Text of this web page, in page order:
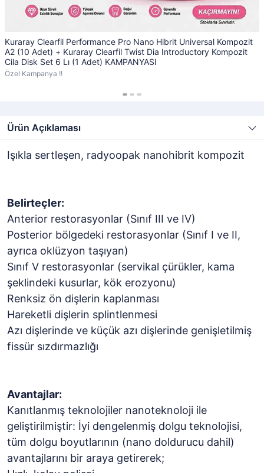
Kuraray Clearfil Performance Pro Nano Hibrit Universal Kompozit
A2 (10 Adet) + Kuraray Clearfil Twist Dia Introductory Kompozit
Cila Disk Set 6 Lı (1 Adet) KAMPANYASI
Özel Kampanya !!
Ürün Açıklaması
Işıkla sertleşen, radyoopak nanohibrit kompozit
Belirteçler:
Anterior restorasyonlar (Sınıf III ve IV)
Posterior bölgedeki restorasyonlar (Sınıf I ve II,
ayrıca oklüzyon taşıyan)
Sınıf V restorasyonlar (servikal çürükler, kama
şeklindeki kusurlar, kök erozyonu)
Renksiz ön dişlerin kaplanması
Hareketli dişlerin splintlenmesi
Azı dişlerinde ve küçük azı dişlerinde genişletilmiş
fissür sızdırmazlığı
Avantajlar:
Kanıtlanmış teknolojiler nanoteknoloji ile
geliştirilmiştir: İyi dengelenmiş dolgu teknolojisi,
tüm dolgu boyutlarının (nano doldurucu dahil)
avantajlarını bir araya getirerek;